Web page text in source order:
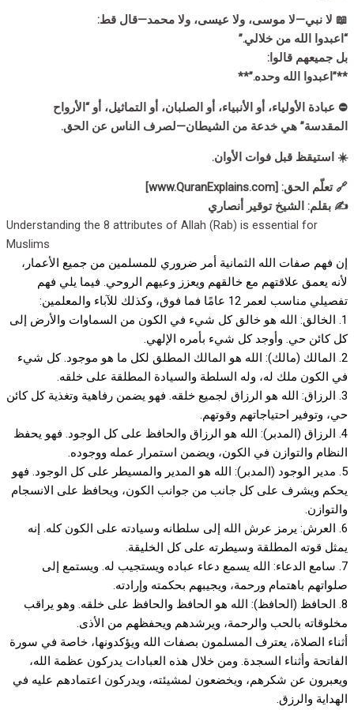
📖 لا نبي—لا موسى، ولا عيسى، ولا محمد—قال قط:
“اعبدوا الله من خلالي.”
بل جميعهم قالوا:
**”اعبدوا الله وحده.”**
⛔ عبادة الأولياء، أو الأنبياء، أو الصلبان، أو التماثيل، أو “الأرواح
المقدسة” هي خدعة من الشيطان—لصرف الناس عن الحق.
☀️ استيقظ قبل فوات الأوان.
🔗 تعلّم الحق: [www.QuranExplains.com]
✍️ بقلم: الشيخ توقير أنصاري
Understanding the 8 attributes of Allah (Rab) is essential for
Muslims
إن فهم صفات الله الثمانية أمر ضروري للمسلمين من جميع الأعمار،
لأنه يعمق علاقتهم مع خالقهم ويعزز وعيهم الروحي. فيما يلي فهم
تفصيلي مناسب لعمر 12 عامًا فما فوق، وكذلك للآباء والمعلمين:
1. الخالق: الله هو خالق كل شيء في الكون من السماوات والأرض إلى
كل كائن حي. وأوجد كل شيء بأمره الإلهي.
2. المالك (مالك): الله هو المالك المطلق لكل ما هو موجود. كل شيء
في الكون ملك له، وله السلطة والسيادة المطلقة على خلقه.
3. الرزاق: الله هو الرزاق لجميع خلقه. فهو يضمن رفاهية وتغذية كل كائن
حي، وتوفير احتياجاتهم وقوتهم.
4. الرزاق (المدبر): الله هو الرزاق والحافظ على كل الوجود. فهو يحفظ
النظام والتوازن في الكون، ويضمن استمرار عمله ووجوده.
5. مدير الوجود (المدبر): الله هو المدير والمسيطر على كل الوجود. فهو
يحكم ويشرف على كل جانب من جوانب الكون، ويحافظ على الانسجام
والتوازن.
6. العرش: يرمز عرش الله إلى سلطانه وسيادته على الكون كله. إنه
يمثل قوته المطلقة وسيطرته على كل الخليقة.
7. سامع الدعاء: الله يسمع دعاء عباده ويستجيب له. ويستمع إلى
صلواتهم باهتمام ورحمة، ويجيبهم بحكمته وإرادته.
8. الحافظ (الحافظ): الله هو الحافظ والحافظ على خلقه. وهو يراقب
مخلوقاته بالحب والرحمة، ويرشدهم ويحفظهم من الأذى.
أثناء الصلاة، يعترف المسلمون بصفات الله ويؤكدونها، خاصة في سورة
الفاتحة وأثناء السجدة. ومن خلال هذه العبادات يدركون عظمة الله،
ويعبرون عن شكرهم، ويخضعون لمشيئته، ويدركون اعتمادهم عليه في
الهداية والرزق.